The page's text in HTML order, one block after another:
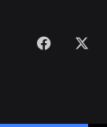
Facebook